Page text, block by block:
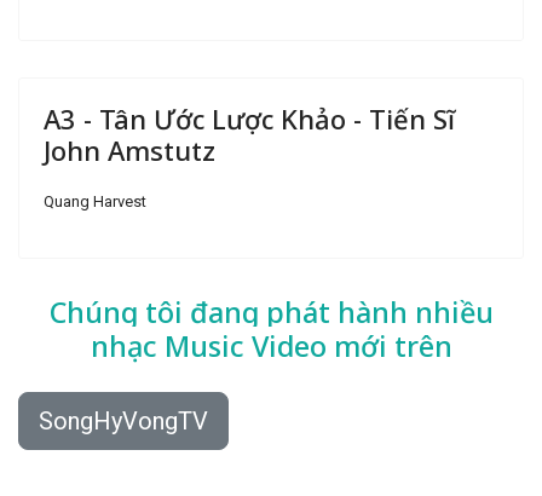
A3 - Tân Ước Lược Khảo - Tiến Sĩ
John Amstutz
Quang Harvest
Chúng tôi đang phát hành nhiều
nhạc Music Video mới trên
SongHyVongTV